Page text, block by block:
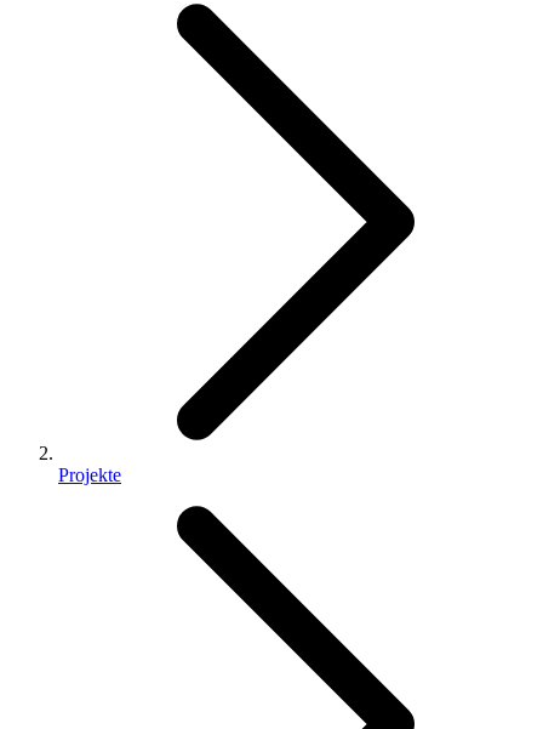
Projekte